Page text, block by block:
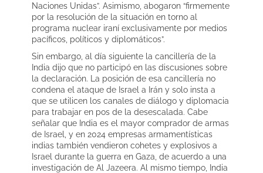
Naciones Unidas”. Asimismo, abogaron “firmemente
por la resolución de la situación en torno al
programa nuclear iraní exclusivamente por medios
pacíficos, políticos y diplomáticos”.
Sin embargo, al día siguiente la cancillería de la
India dijo que no participó en las discusiones sobre
la declaración. La posición de esa cancillería no
condena el ataque de Israel a Irán y solo insta a
que se utilicen los canales de diálogo y diplomacia
para trabajar en pos de la desescalada. Cabe
señalar que India es el mayor comprador de armas
de Israel, y en 2024 empresas armamentísticas
indias también vendieron cohetes y explosivos a
Israel durante la guerra en Gaza, de acuerdo a una
investigación de Al Jazeera. Al mismo tiempo, India